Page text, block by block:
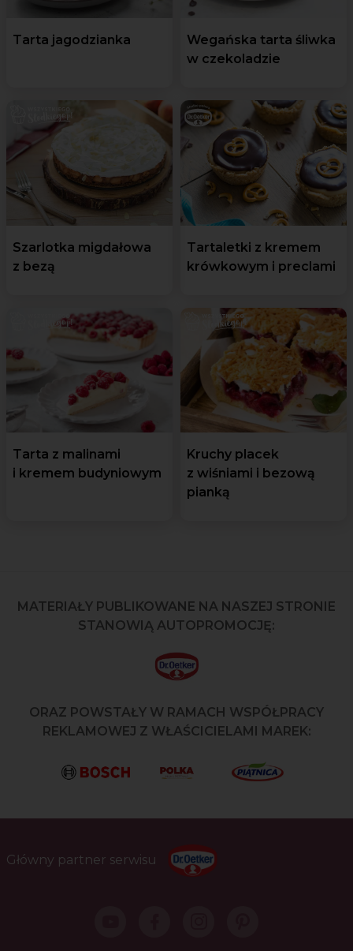
Tarta jagodzianka
Wegańska tarta śliwka
w czekoladzie
Szarlotka migdałowa
z bezą
Tartaletki z kremem
krówkowym i preclami
Tarta z malinami
i kremem budyniowym
Kruchy placek
z wiśniami i bezową
pianką
MATERIAŁY PUBLIKOWANE NA NASZEJ STRONIE
STANOWIĄ AUTOPROMOCJĘ:
ORAZ POWSTAŁY W RAMACH WSPÓŁPRACY
REKLAMOWEJ Z WŁAŚCICIELAMI MAREK:
Główny partner serwisu